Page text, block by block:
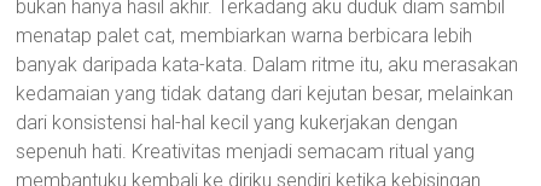
bukan hanya hasil akhir. Terkadang aku duduk diam sambil
menatap palet cat, membiarkan warna berbicara lebih
banyak daripada kata-kata. Dalam ritme itu, aku merasakan
kedamaian yang tidak datang dari kejutan besar, melainkan
dari konsistensi hal-hal kecil yang kukerjakan dengan
sepenuh hati. Kreativitas menjadi semacam ritual yang
membantuku kembali ke diriku sendiri ketika kebisingan